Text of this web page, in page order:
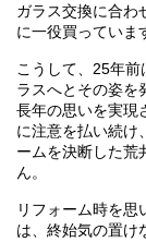
ガラス交換に合わ
に一役買っていま
こうして、25年
ラスへとその姿を
長年の思いを実現
に注意を払い続け
ームを決断した荒
ん。
リフォーム時を思
は、終始気の置け